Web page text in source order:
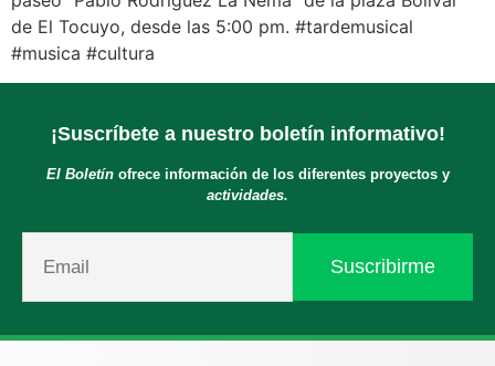
de El Tocuyo, desde las 5:00 pm. #tardemusical
#musica #cultura
¡Suscríbete a nuestro boletín informativo!
El Boletínofrece información de los diferentes proyectos y
actividades.